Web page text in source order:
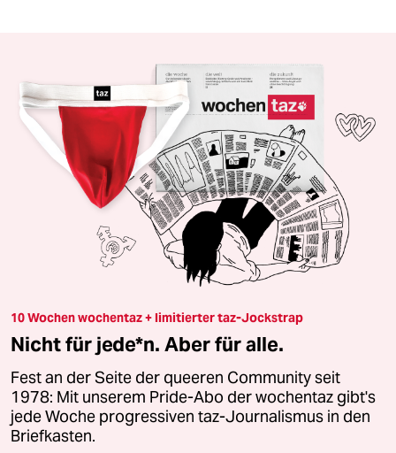
10 Wochen wochentaz + limitierter taz-Jockstrap
Nicht für jede*n. Aber für alle.
Fest an der Seite der queeren Community seit
1978: Mit unserem Pride-Abo der wochentaz gibt's
jede Woche progressiven taz-Journalismus in den
Briefkasten.